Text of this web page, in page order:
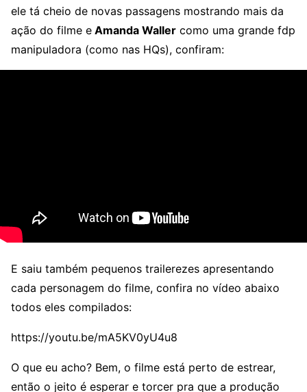
ele tá cheio de novas passagens mostrando mais da
ação do filme e Amanda Waller como uma grande fdp
manipuladora (como nas HQs), confiram:
E saiu também pequenos trailerezes apresentando
cada personagem do filme, confira no vídeo abaixo
todos eles compilados:
https://youtu.be/mA5KV0yU4u8
O que eu acho? Bem, o filme está perto de estrear,
então o jeito é esperar e torcer pra que a produção